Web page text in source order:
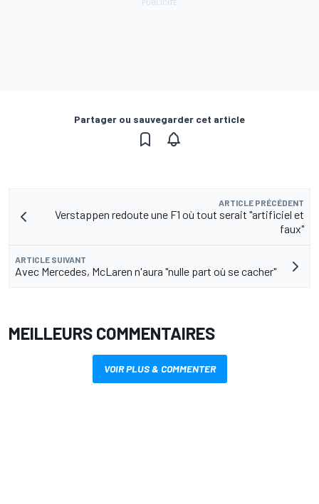
Partager ou sauvegarder cet article
ARTICLE PRÉCÉDENT
Verstappen redoute une F1 où tout serait "artificiel et
faux"
ARTICLE SUIVANT
Avec Mercedes, McLaren n'aura "nulle part où se cacher"
MEILLEURS COMMENTAIRES
VOIR PLUS & COMMENTER